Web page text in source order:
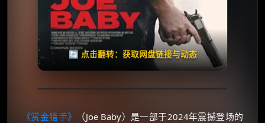
🔄 点击翻转：获取网盘链接与动态
失效请反馈
🧧️
天天领红包
《赏金猎手》
（Joe Baby）是一部于2024年震撼登场的